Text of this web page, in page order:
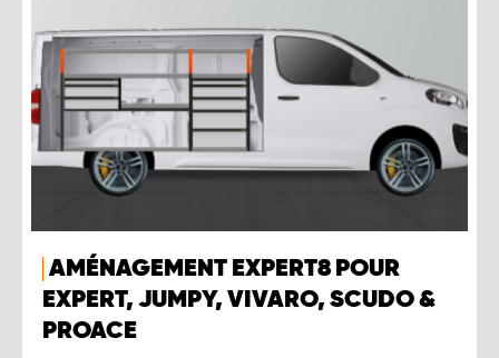
AMÉNAGEMENT EXPERT8 POUR
EXPERT, JUMPY, VIVARO, SCUDO &
PROACE